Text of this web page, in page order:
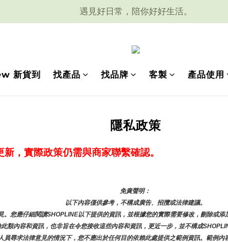
遇見好日常，陪你好好生活。
新貨到 找產品 找品牌 客製 產品使用
隱私政策
，實際政策仍需與商家聯繫確認。
免責聲明：
以下內容僅供參考，不構成廣告、招攬或法律建議。
您應仔細閱讀SHOPLINE以下提供的資訊，並根據您的實際需要修改，刪除或
類內容和資訊，也非旨在令您接收這些內容和資訊，更近一步，並不構成
尋求法律意見的情況下，您不應出於任何目的依賴此處提供之範例資訊。範例